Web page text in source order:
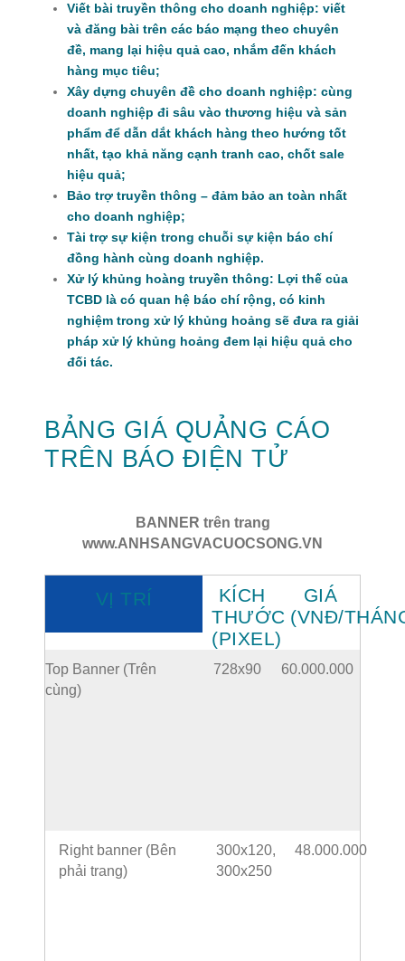
Viết bài truyền thông cho doanh nghiệp: viết
và đăng bài trên các báo mạng theo chuyên
đề, mang lại hiệu quả cao, nhắm đến khách
hàng mục tiêu;
Xây dựng chuyên đề cho doanh nghiệp: cùng
doanh nghiệp đi sâu vào thương hiệu và sản
phẩm để dẫn dắt khách hàng theo hướng tốt
nhất, tạo khả năng cạnh tranh cao, chốt sale
hiệu quả;
Bảo trợ truyền thông – đảm bảo an toàn nhất
cho doanh nghiệp;
Tài trợ sự kiện trong chuỗi sự kiện báo chí
đồng hành cùng doanh nghiệp.
Xử lý khủng hoàng truyền thông: Lợi thế của
TCBD là có quan hệ báo chí rộng, có kinh
nghiệm trong xử lý khủng hoảng sẽ đưa ra giải
pháp xử lý khủng hoảng đem lại hiệu quả cho
đối tác.
BẢNG GIÁ QUẢNG CÁO
TRÊN BÁO ĐIỆN TỬ
BANNER trên trang
www.ANHSANGVACUOCSONG.VN
VỊ TRÍ
KÍCH
THƯỚC
(PIXEL)
GIÁ
(VNĐ/
Top Banner (Trên
cùng)
728x90 60.000.000
Right banner (Bên
phải trang)
300x120,
300x250
48.000.000